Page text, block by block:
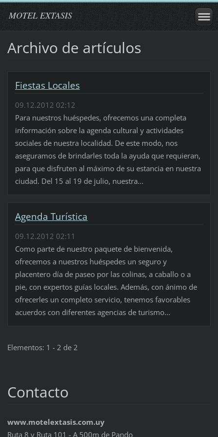
MOTEL EXTASIS
Archivo de artículos
Fiestas Locales
09.12.2012 02:12
Para nuestros huéspedes, ofrecemos una completa
información sobre la agenda cultural y actividades
sociales de nuestra localidad. De este modo, nos
aseguramos de brindarles toda la ayuda que requieran,
para que disfruten al máximo de su estancia en nuestra
ciudad. Del 15 al 19 de julio, nuestra...
Agenda Turística
09.12.2012 02:11
Como parte de nuestro paquete de bienvenida,
ofrecemos a nuestros huéspedes un seguro y
placentero día de paseo por las colinas, a caballo o a
pie, con expertos guías locales. Además, con ánimo de
ofrecerles un completo servicio, tenemos favorables
acuerdos con diferentes agencias de turismo...
Elementos: 1 - 2 de 2
Contacto
www.motelextasis.com.uy
Ruta 8 y Ruta 101 - A 500m de Pando